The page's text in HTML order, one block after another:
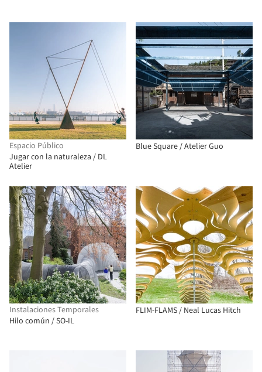
Espacio Público
Jugar con la naturaleza / DL
Atelier
Blue Square / Atelier Guo
Instalaciones Temporales
Hilo común / SO-IL
FLIM-FLAMS / Neal Lucas Hitch